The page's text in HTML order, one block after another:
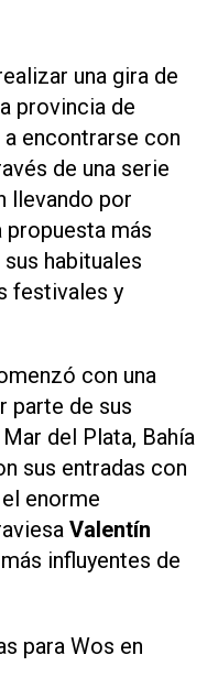
una gira de
provincia de
encontrarse con
de una serie
llevando por
propuesta más
habituales
festivales y
con una
parte de sus
del Plata, Bahía
sus entradas con
enorme
Valentín
influyentes de